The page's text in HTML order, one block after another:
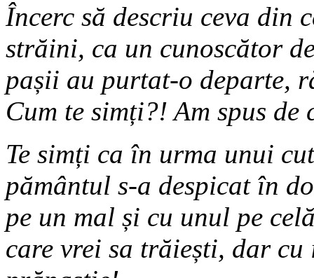
Încerc să descriu ceva din
străini, ca un cunoscător
pașii au purtat-o departe,
Cum te simți?! Am spus
Te simți ca în urma unui
pământul s-a despicat în
pe un mal și cu unul pe
care vrei sa trăiești, dar